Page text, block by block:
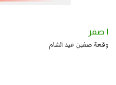
بن الحسين عليهما السلام قتل صاحب الزنج